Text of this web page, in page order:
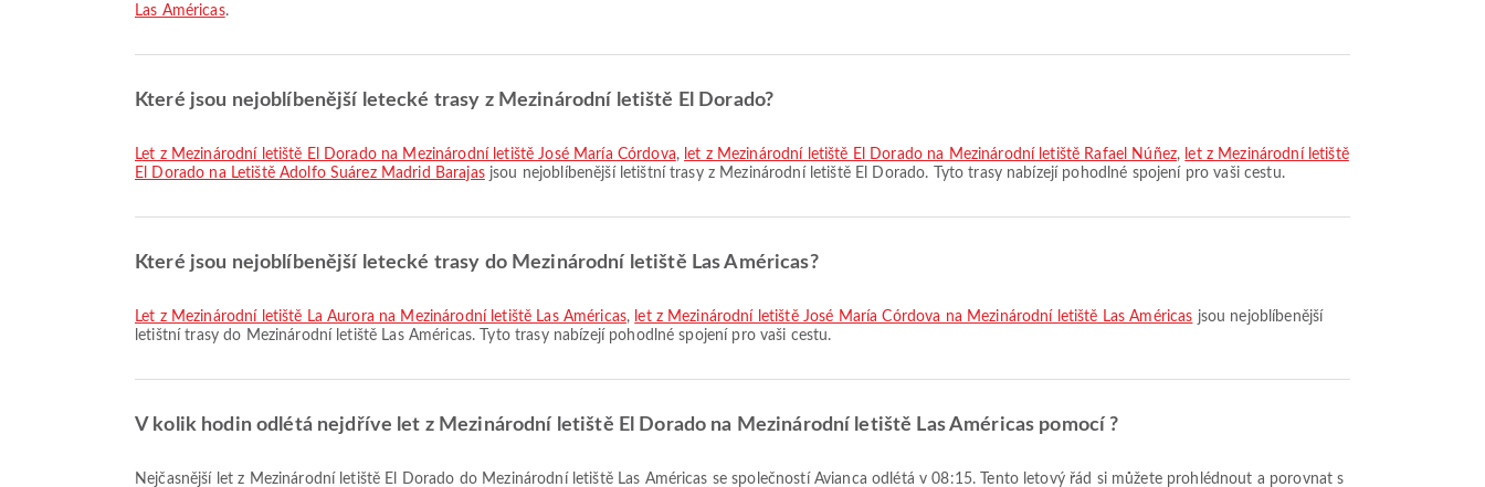
Las Américas.
Které jsou nejoblíbenější letecké trasy z Mezinárodní letiště El Dorado?
let z Mezinárodní letiště El Dorado na Mezinárodní letiště José María Córdova, let z Mezinárodní letiště El Dorado na Mezinárodní letiště Rafael Núñez, let z Mezinárodní letiště
El Dorado na Letiště Adolfo Suárez Madrid Barajasjsou nejoblíbenější letištní trasy z Mezinárodní letiště El Dorado. Tyto trasy nabízejí pohodlné spojení pro vaši cestu.
Které jsou nejoblíbenější letecké trasy do Mezinárodní letiště Las Américas?
let z Mezinárodní letiště La Aurora na Mezinárodní letiště Las Américas, let z Mezinárodní letiště José María Córdova na Mezinárodní letiště Las Américas jsou nejoblíbenější
letištní trasy do Mezinárodní letiště Las Américas. Tyto trasy nabízejí pohodlné spojení pro vaši cestu.
V kolik hodin odlétá nejdříve let z Mezinárodní letiště El Dorado na Mezinárodní letiště Las Américas pomocí ?
Nejčasnější let z Mezinárodní letiště El Dorado do Mezinárodní letiště Las Américas se společností Avianca odlétá v 08:15. Tento letový řád si můžete prohlédnout a porovnat s